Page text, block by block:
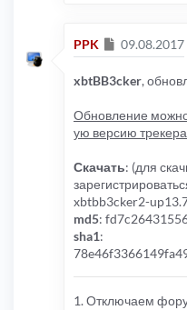
PPK Сообщение
09.08.2017
xbtBB3cker,
Обновление можно
ую версию
Скачать: (для
xbtbb3cker2-
md5:
sha1:
1. Отключаем